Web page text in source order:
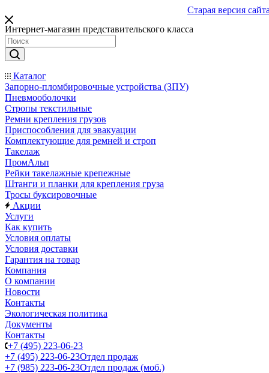
Старая версия
Интернет-магазин представительского класса
Каталог
Запорно-пломбировочные устройства (ЗПУ)
Пневмооболочки
Стропы текстильные
Ремни крепления грузов
Приспособления для эвакуации
Комплектующие для ремней и строп
Такелаж
ПромАльп
Рейки такелажные крепежные
Штанги и планки для крепления груза
Тросы буксировочные
Акции
Услуги
Как купить
Условия оплаты
Условия доставки
Гарантия на товар
Компания
О компании
Новости
Контакты
Экологическая политика
Документы
Контакты
+7 (495) 223-06-23
+7 (495) 223-06-23Отдел продаж
+7 (985) 223-06-23Отдел продаж (моб.)